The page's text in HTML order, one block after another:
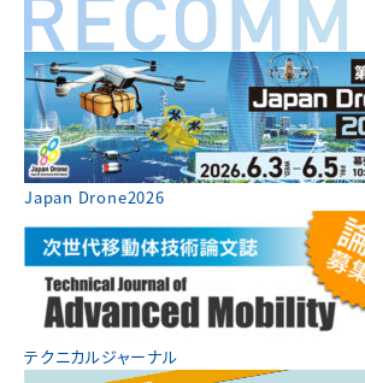
Japan Drone2026
テクニカルジャーナル